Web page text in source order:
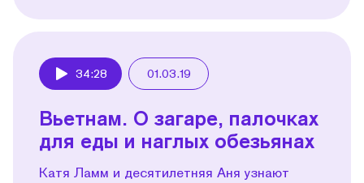
34:28 01.03.19
Вьетнам. О загаре, палочках
для еды и наглых обезьянах
Катя Ламм и десятилетняя Аня узнают